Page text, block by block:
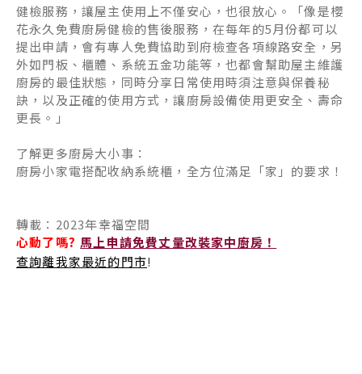
健檢服務，讓屋主使用上不僅安心，也很放心。「像是櫻
花永久免費廚房健檢的售後服務，在每年的5月份都可以
提出申請，會有專人免費協助到府檢查各項線路安全，另
外如門板、櫃體、系統五金功能等，也都會幫助屋主維護
廚房的最佳狀態，同時分享日常使用時須注意與保養秘
訣，以及正確的使用方式，讓廚房設備使用更安全、壽命
更長。」
了解更多廚房大小事：
廚房小家電搭配收納系統櫃，全方位滿足「家」的要求！
轉載：2023年幸福空間
心動了嗎? 馬上申請免費丈量改裝家中廚房！
查詢離我家最近的門市!